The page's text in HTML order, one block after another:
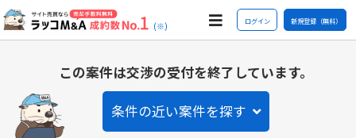
(※) ログイン 新規登録（無料）
この案件は交渉の受付を終了しています。
条件の近い案件を探す